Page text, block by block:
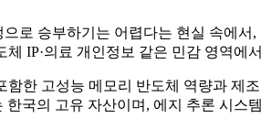
로 승부하기는 어렵다는 현실 속에
체 IP·의료 개인정보 같은 민감 영역에
한 고성능 메모리 반도체 역량과 제
국의 고유 자산이며, 에지 추론 시스